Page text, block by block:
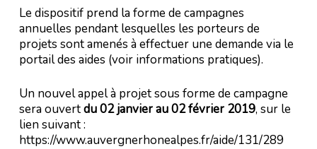
Le dispositif prend la forme de campagnes
annuelles pendant lesquelles les porteurs de
projets sont amenés à effectuer une demande via le
portail des aides (voir informations pratiques).
Un nouvel appel à projet sous forme de campagne
sera ouvertdu 02 janvier au 02 février 2019, sur le
lien suivant :
https://www.auvergnerhonealpes.fr/aide/131/289